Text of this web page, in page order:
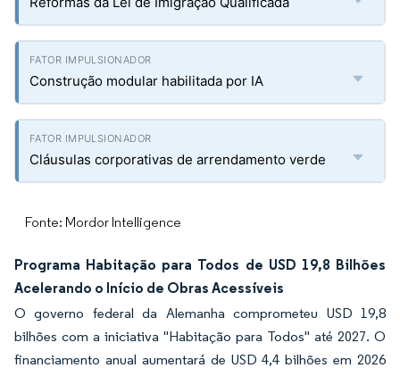
Construção modular habilitada por IA
Cláusulas corporativas de arrendamento verde
Fonte: Mordor Intelligence
Programa Habitação para Todos de USD 19,8 Bilhões
Acelerando o Início de Obras Acessíveis
O governo federal da Alemanha comprometeu USD 19,8
bilhões com a iniciativa "Habitação para Todos" até 2027. O
financiamento anual aumentará de USD 4,4 bilhões em 2026